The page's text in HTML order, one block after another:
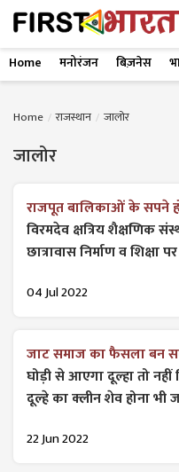
Home मनोरंजन बिज़नेस
Home राजस्थान जालोर
जालोर
राजपूत बालिकाओं के सपने
विरमदेव क्षत्रिय शैक्षणिक
छात्रावास निर्माण व शिक्षा
04 Jul 2022
जाट समाज का फैसला बन
घोड़ी से आएगा दूल्हा तो नहीं
दूल्हे का क्लीन शेव होना भी
22 Jun 2022